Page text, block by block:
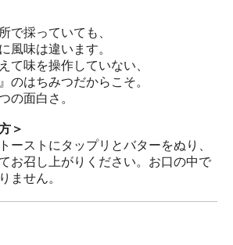
で採っていても、
風味は違います。
て味を操作していない、
のはちみつだからこそ。
の面白さ。
＞
ーストにタップリとバターをぬり、
お召し上がりください。お口の中で
ません。